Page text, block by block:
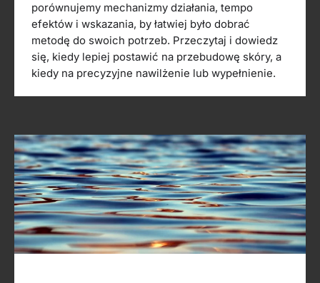
porównujemy mechanizmy działania, tempo
efektów i wskazania, by łatwiej było dobrać
metodę do swoich potrzeb. Przeczytaj i dowiedz
się, kiedy lepiej postawić na przebudowę skóry, a
kiedy na precyzyjne nawilżenie lub wypełnienie.